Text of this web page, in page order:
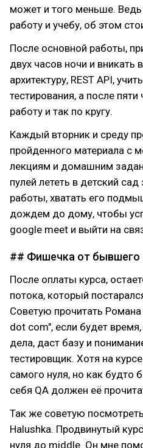
может и того меньше.
работу и учебу, об этом
После основной работы,
двух часов ночи и вникать
архитектуру, REST API,
тестирования, а после пяти
работу и так по кругу.
Каждый вторник и среду
пройденного материала с
лекциям и домашним
пулей лететь в детский
работы, хватать его
дождем до дому, чтобы
google meet и выйти на
## Фишечка от бывшего
После оплаты курса,
потока, который
Советую прочитать
dot com", если будет
дела, даст базу и
тестировщик. Хотя на
самого нуля, но как
себя QA должен её
Так же советую
Halushka. Продвинутый
нуля до middle. Он мне